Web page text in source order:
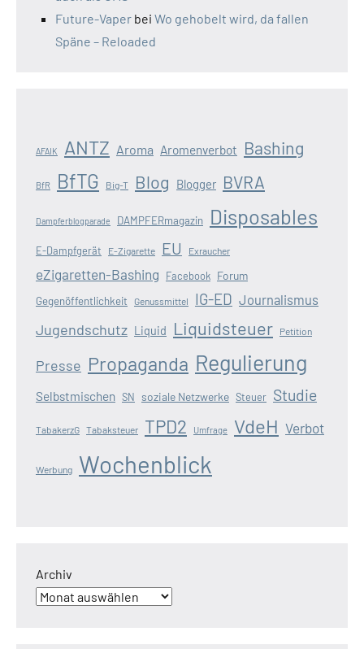
Future-Vaper bei Wo gehobelt wird, da fallen
Späne – Reloaded
AFAIK ANTZ Aroma Aromenverbot Bashing
BfR BfTG Big-T Blog Blogger BVRA
Dampferblogparade DAMPFERmagazin Disposables
E-Dampfgerät E-Zigarette EU Exraucher
eZigaretten-Bashing Facebook Forum
Gegenöffentlichkeit Genussmittel IG-ED Journalismus
Jugendschutz Liquid Liquidsteuer Petition
Presse Propaganda Regulierung
Selbstmischen SN soziale Netzwerke Steuer Studie
TabakerzG Tabaksteuer TPD2 Umfrage VdeH Verbot
Werbung Wochenblick
Archiv